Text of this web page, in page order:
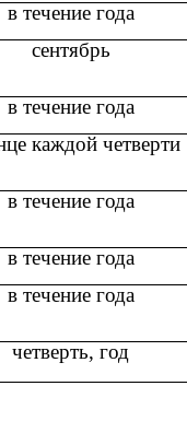
в течение года
сентябрь
в течение года
каждой четверти
в течение года
в течение года
в течение года
четверть, год